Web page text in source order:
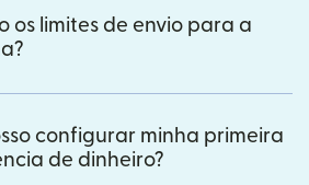
os limites de envio para a
configurar minha primeira
de dinheiro?